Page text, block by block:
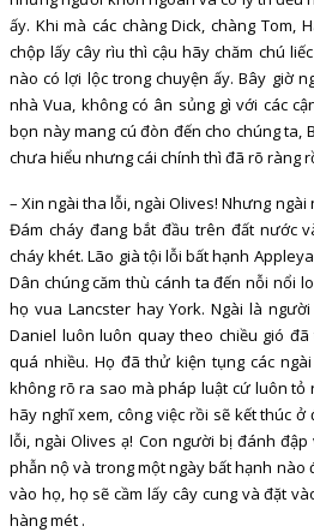
ấy. Khi mà các chàng Dick, chàng Tom,
chộp lấy cây rìu thì cậu hãy chăm chú
nào có lợi lộc trong chuyện ấy. Bây giờ
nhà Vua, không có ân sủng gì với các
bọn này mang cú đòn đến cho chúng ta,
chưa hiểu nhưng cái chính thì đã rõ ràng
– Xin ngài tha lỗi, ngài Olives! Nhưng
Đám cháy đang bắt đầu trên đất nước
cháy khét. Lão già tội lỗi bất hạnh
Dân chúng căm thù cánh ta đến nỗi nổi
họ vua Lancster hay York. Ngài là
Daniel luôn luôn quay theo chiều gió
quá nhiều. Họ đã thử kiện tụng các
không rõ ra sao mà pháp luật cứ luôn tỏ
hãy nghĩ xem, công việc rồi sẽ kết thúc
lỗi, ngài Olives ạ! Con người bị đánh
phẫn nộ và trong một ngày bất hạnh nào
vào họ, họ sẽ cầm lấy cây cung và đặt
hàng mét .